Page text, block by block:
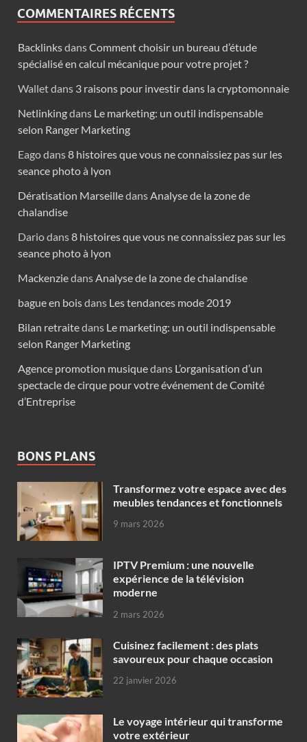
COMMENTAIRES RÉCENTS
BacklinksdansComment choisir un bureau d’étude
spécialisé en calcul mécanique pour votre projet ?
Walletdans 3 raisons pour investir dans la cryptomonnaie
Netlinkingdans Le marketing: un outil indispensable
selon Ranger Marketing
Eagodans8 histoires que vous ne connaissiez pas sur les
seance photo à lyon
Dératisation Marseilledans Analyse de la zone de
chalandise
Dariodans8 histoires que vous ne connaissiez pas sur les
seance photo à lyon
Mackenziedans Analyse de la zone de chalandise
bague en boisdans Les tendances mode 2019
Bilan retraitedans Le marketing: un outil indispensable
selon Ranger Marketing
Agence promotion musiquedans L’organisation d’un
spectacle de cirque pour votre événement de Comité
d’Entreprise
BONS PLANS
Transformez votre espace avec des
meubles tendances et fonctionnels
9 mars 2026
IPTV Premium : une nouvelle
expérience de la télévision
moderne
2 mars 2026
Cuisinez facilement : des plats
savoureux pour chaque occasion
22 janvier 2026
Le voyage intérieur qui transforme
votre extérieur